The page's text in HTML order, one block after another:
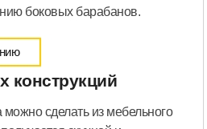
боковых барабанов.
конструкций
сделать из мебельного